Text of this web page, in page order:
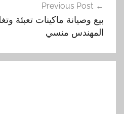
المقالات
Previous Post
بيع وصيانة ماكينات تعبئة
المهندس منسي